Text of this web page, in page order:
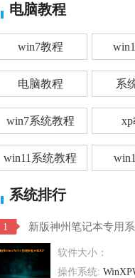
电脑教程
win7教程
电脑教程 系
win7系统教程
win11系统教程
系统排行
1
软件大小：
操作系统: